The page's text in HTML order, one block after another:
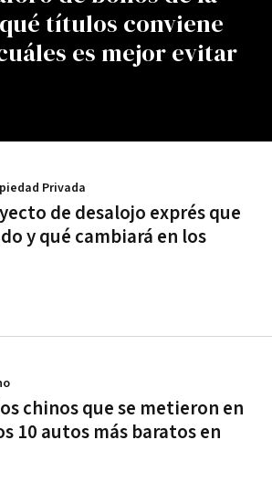
títulos conviene
es mejor evitar
de desalojo exprés que
y qué cambiará en los
Privada
chinos que se metieron en
10 autos más baratos en